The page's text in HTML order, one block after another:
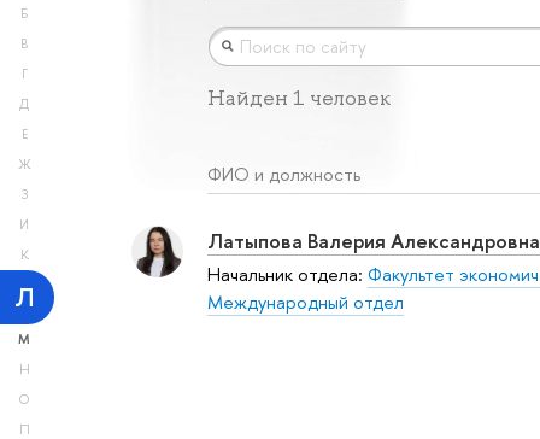
Б
В
Г
Д
Е
Ж
З
И
К
Л
М
Н
О
П
Найден 1 человек
ФИО и должность
Латыпова Валерия Александровна
Начальник отдела: Факультет
Международный отдел